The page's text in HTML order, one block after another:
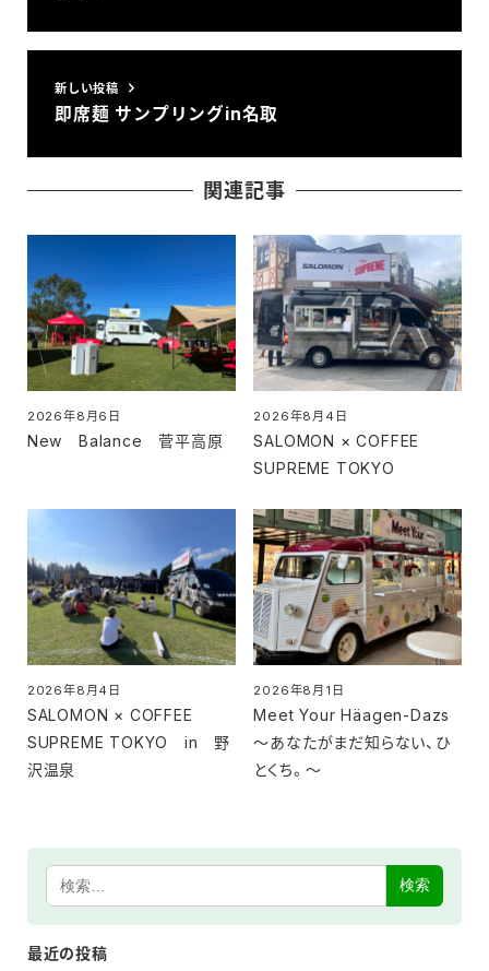
新しい投稿
即席麺 サンプリングin名取
関連記事
New Balance 菅平高原
投稿日
2026年8月6日
SALOMON × COFFEE
SUPREME TOKYO
投稿日
2026年8月4日
SALOMON × COFFEE
SUPREME TOKYO in 野
沢温泉
投稿日
2026年8月4日
Meet Your Häagen-Dazs
～あなたがまだ知らない、ひ
とくち。～
投稿日
2026年8月1日
検索
最近の投稿